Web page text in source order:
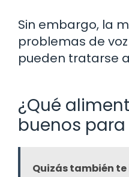
Sin embargo, la
problemas de
pueden tratarse
¿Qué
buenos
Quizás también te